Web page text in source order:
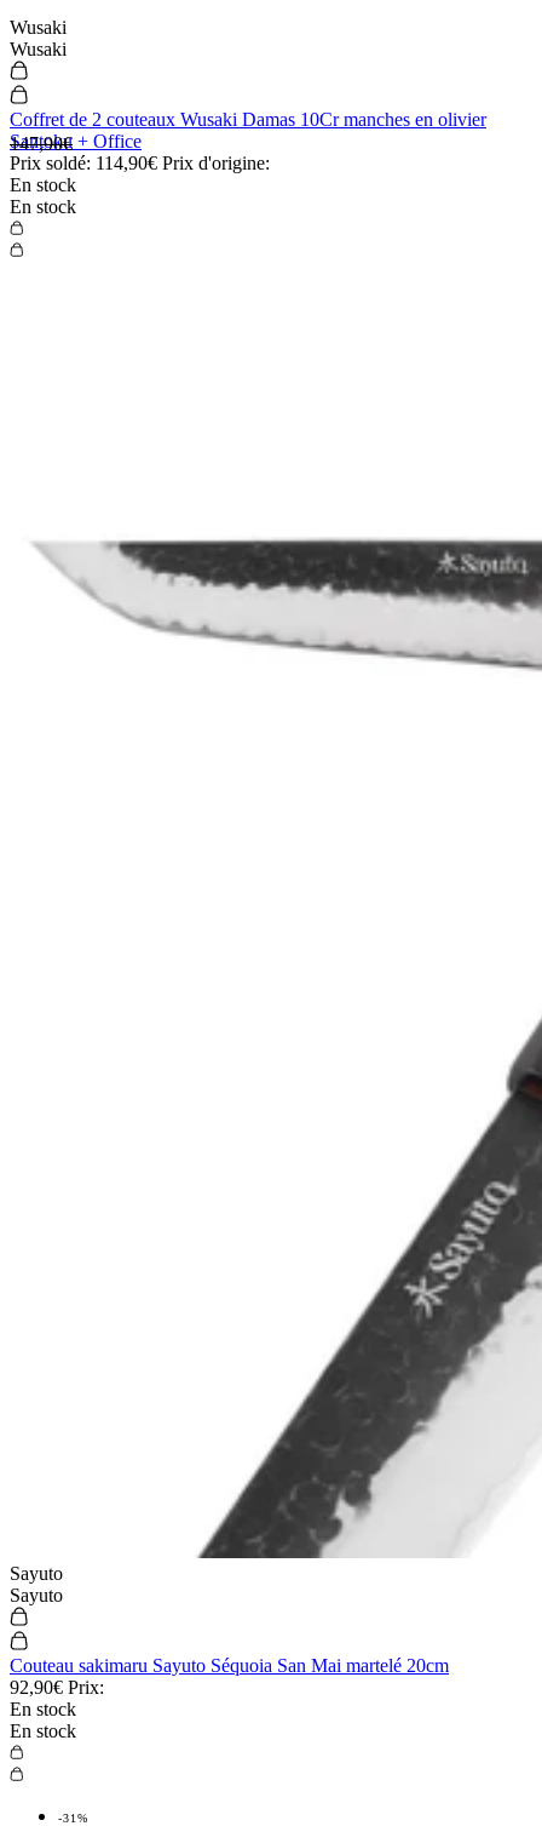
Wusaki
Wusaki
Coffret de 2 couteaux Wusaki Damas 10Cr manches en olivier
Santoku + Office
Prix soldé: 114,90€ Prix d'origine:
147,90€
En stock
En stock
Sayuto
Sayuto
Couteau sakimaru Sayuto Séquoia San Mai martelé 20cm
92,90€ Prix:
En stock
En stock
-31%